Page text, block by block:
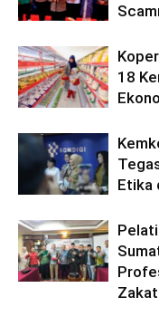
18
Etika
Zakat